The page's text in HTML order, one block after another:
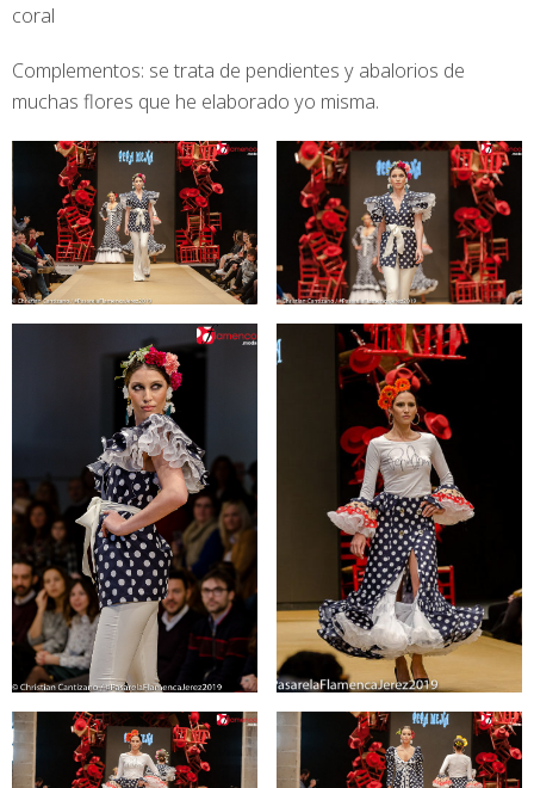
coral
Complementos: se trata de pendientes y abalorios de
muchas flores que he elaborado yo misma.